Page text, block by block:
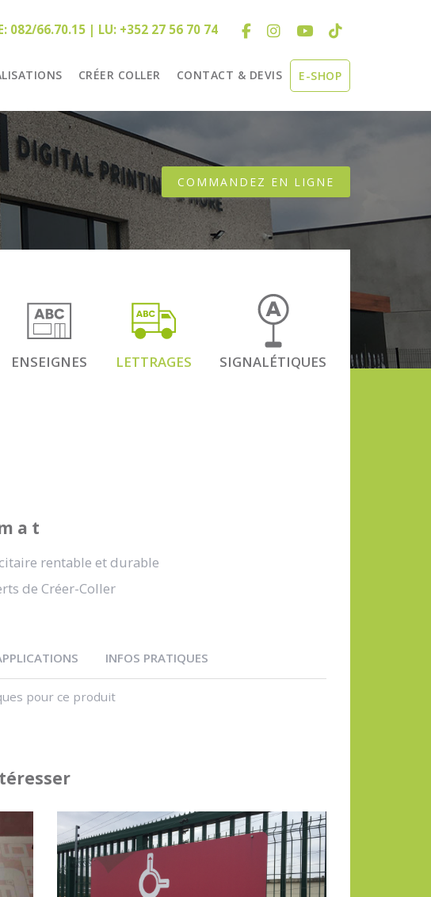
082/66.70.15 | LU: +352 27 56 70 74
CRÉER COLLER CONTACT & DEVIS E-SHOP
COMMANDEZ EN LIGNE
ENSEIGNES LETTRAGES SIGNALÉTIQUES
rentable et durable
de Créer-Coller
INFOS PRATIQUES
pour ce produit